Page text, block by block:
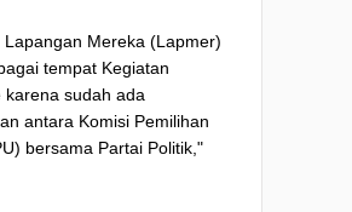
Lapangan Mereka (Lapmer)
tempat Kegiatan
karena sudah ada
antara Komisi Pemilihan
bersama Partai Politik,"